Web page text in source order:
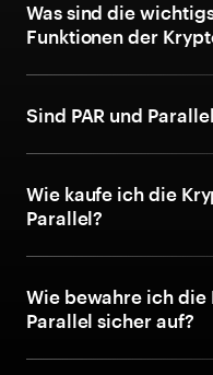
Was sind die
Funktionen der
Sind PAR und
Wie kaufe ich die
Parallel?
Wie bewahre ich
Parallel sicher auf?